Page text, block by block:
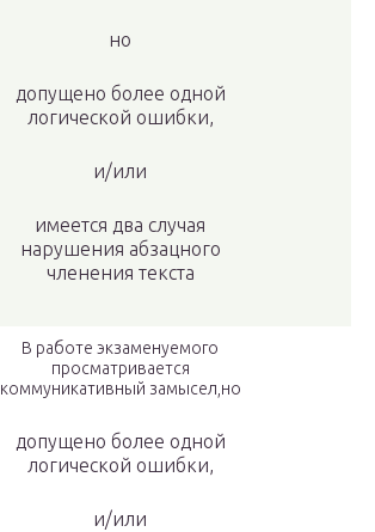
но
допущено более одной
логической ошибки,
и/или
имеется два случая
нарушения абзацного
членения текста
В работе экзаменуемого
просматривается
коммуникативный замысел,но
допущено более одной
логической ошибки,
и/или